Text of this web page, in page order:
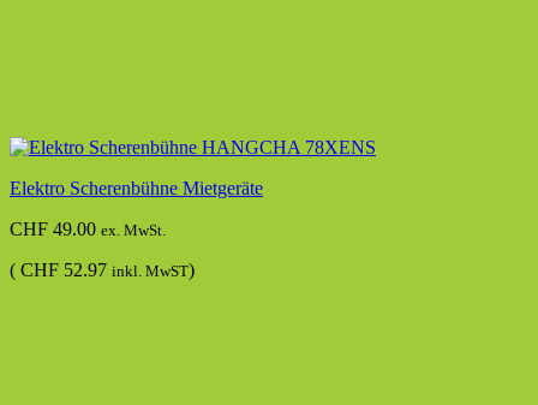
Elektro Scherenbühne Mietgeräte
CHF 49.00 ex. MwSt.
( CHF 52.97 inkl. MwST)